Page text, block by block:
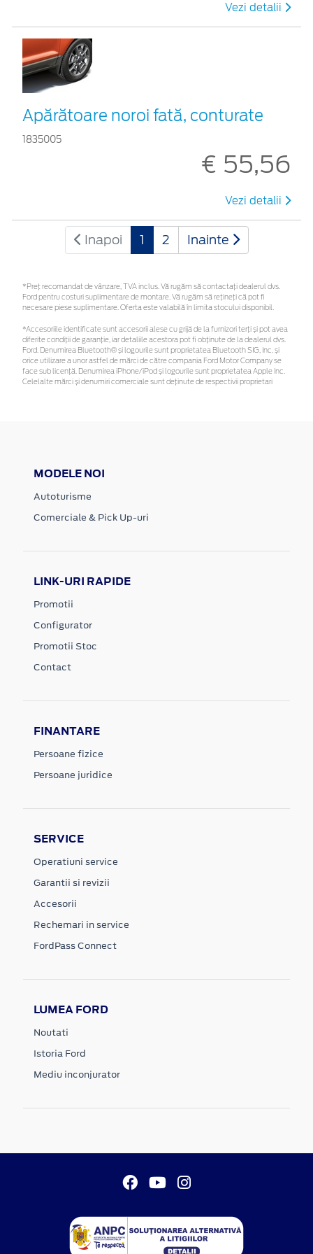
Vezi detalii
Apărătoare noroi fată, conturate
1835005
€ 55,56
Vezi detalii
Inapoi 1 2 Inainte
*Preţ recomandat de vânzare, TVA inclus. Vă rugăm să contactaţi dealerul dvs.
Ford pentru costuri suplimentare de montare. Vă rugăm să rețineți că pot fi
necesare piese suplimentare. Oferta este valabilă în limita stocului disponibil.
*Accesoriile identificate sunt accesorii alese cu grijă de la furnizori terți și pot avea
diferite condiții de garanție, iar detaliile acestora pot fi obținute de la dealerul dvs.
Ford. Denumirea Bluetooth® și logourile sunt proprietatea Bluetooth SIG, Inc. și
orice utilizare a unor astfel de mărci de către compania Ford Motor Company se
face sub licență. Denumirea iPhone/iPod și logourile sunt proprietatea Apple Inc.
Celelalte mărci și denumiri comerciale sunt deținute de respectivii proprietari
MODELE NOI
Autoturisme
Comerciale & Pick Up-uri
LINK-URI RAPIDE
Promotii
Configurator
Promotii Stoc
Contact
FINANTARE
Persoane fizice
Persoane juridice
SERVICE
Operatiuni service
Garantii si revizii
Accesorii
Rechemari in service
FordPass Connect
LUMEA FORD
Noutati
Istoria Ford
Mediu inconjurator